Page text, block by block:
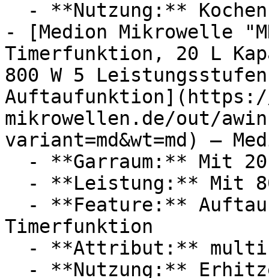
- [Medion Mikrowelle
Timerfunktion, 20 L
800 W 5
Auftaufunktion](https://
mikrowellen.de/out/
variant=md&wt=md) —
Timerfunktion